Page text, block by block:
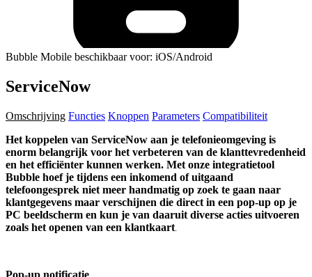
Bubble Mobile beschikbaar voor: iOS/Android
ServiceNow
Omschrijving Functies Knoppen Parameters Compatibiliteit
Het koppelen van ServiceNow aan je telefonieomgeving is
enorm belangrijk voor het verbeteren van de klanttevredenheid
en het efficiënter kunnen werken. Met onze integratietool
Bubble hoef je tijdens een inkomend of uitgaand
telefoongesprek niet meer handmatig op zoek te gaan naar
klantgegevens maar verschijnen die direct in een pop-up op je
PC beeldscherm en kun je van daaruit diverse acties uitvoeren
zoals het openen van een klantkaart
Pop-up notificatie